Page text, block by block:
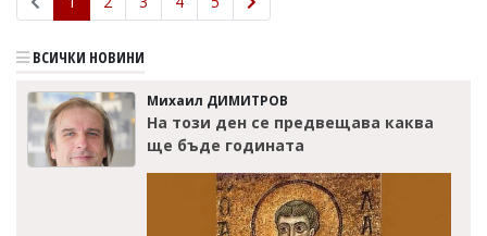
ВСИЧКИ НОВИНИ
Михаил ДИМИТРОВ
На този ден се предвещава каква
ще бъде годината